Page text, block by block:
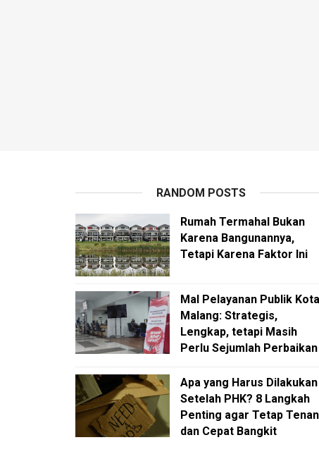
RANDOM POSTS
Rumah Termahal Bukan
Karena Bangunannya,
Tetapi Karena Faktor Ini
Mal Pelayanan Publik Kota
Malang: Strategis,
Lengkap, tetapi Masih
Perlu Sejumlah Perbaikan
Apa yang Harus Dilakukan
Setelah PHK? 8 Langkah
Penting agar Tetap
dan Cepat Bangkit